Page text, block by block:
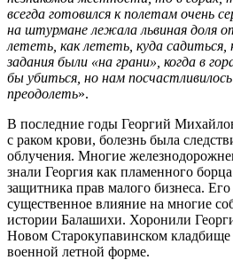
всегда готовился к полетам очень
на штурмане лежала львиная доля
лететь, как лететь, куда
задания были «на грани», когда в
бы убиться, но нам
преодолеть».
В последние годы Георгий
с раком крови, болезнь была
облучения. Многие
знали Георгия как пламенного
защитника прав малого бизнеса. Его
существенное влияние на многие
истории Балашихи. Хоронили
Новом Старокупавинском
военной летной форме.